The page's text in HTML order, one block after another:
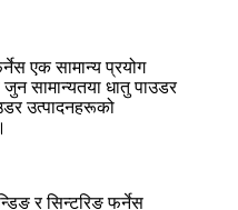
एक सामान्य प्रयोग
सामान्यतया धातु पाउडर
उत्पादनहरूको